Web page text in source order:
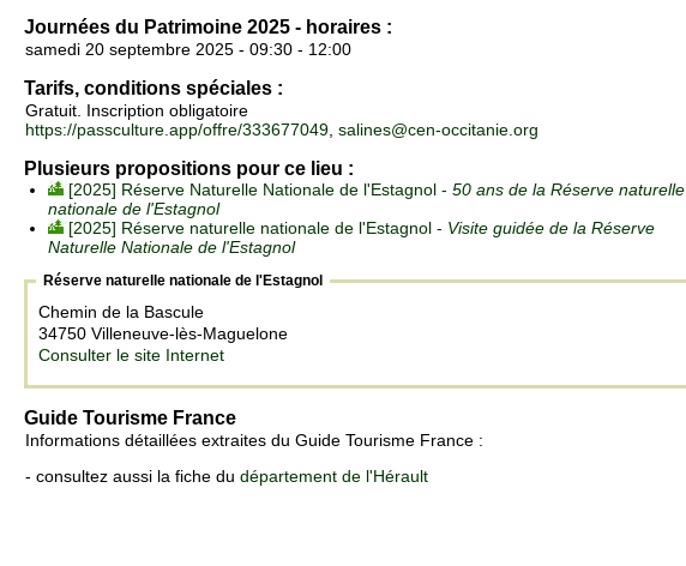
Journées du Patrimoine 2025 - horaires :
samedi 20 septembre 2025 - 09:30 - 12:00
Tarifs, conditions spéciales :
Gratuit. Inscription obligatoire
https://passculture.app/offre/333677049, salines@cen-occitanie.org
Plusieurs propositions pour ce lieu :
[2025] Réserve Naturelle Nationale de l'Estagnol - 50 ans de la Réserve naturelle
nationale de l'Estagnol
[2025] Réserve naturelle nationale de l'Estagnol - Visite guidée de la Réserve
Naturelle Nationale de l'Estagnol
Réserve naturelle nationale de l'Estagnol
Chemin de la Bascule
34750 Villeneuve-lès-Maguelone
Consulter le site Internet
Guide Tourisme France
Informations détaillées extraites du Guide Tourisme France :
- consultez aussi la fiche du département de l'Hérault